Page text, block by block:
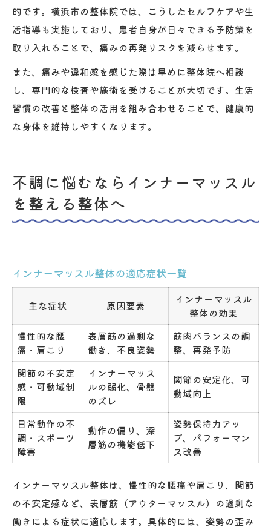
的です。横浜市の整体院では、こうしたセルフケアや生
活指導も実施しており、患者自身が日々できる予防策を
取り入れることで、痛みの再発リスクを減らせます。
また、痛みや違和感を感じた際は早めに整体院へ相談
し、専門的な検査や施術を受けることが大切です。生活
習慣の改善と整体の活用を組み合わせることで、健康的
な身体を維持しやすくなります。
不調に悩むならインナーマッスル
を整える整体へ
インナーマッスル整体の適応症状一覧
主な症状 原因要素
インナーマッスル
整体の効果
慢性的な腰
痛・肩こり
表層筋の過剰な
働き、不良姿勢
筋肉バランスの調
整、再発予防
関節の不安定
感・可動域制
限
インナーマッス
ルの弱化、骨盤
のズレ
関節の安定化、可
動域向上
日常動作の不
調・スポーツ
障害
動作の偏り、深
層筋の機能低下
姿勢保持力アッ
プ、パフォーマン
ス改善
インナーマッスル整体は、慢性的な腰痛や肩こり、関節
の不安定感など、表層筋（アウターマッスル）の過剰な
働きによる症状に適応します。具体的には、姿勢の歪み